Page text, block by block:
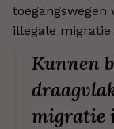
toegangswegen
illegale migratie
Kunnen
migratie